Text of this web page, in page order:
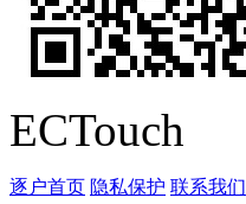
ECTouch
逐户首页 隐私保护 联系我们